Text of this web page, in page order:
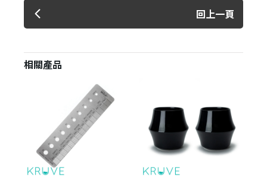
回上一頁
相關產品